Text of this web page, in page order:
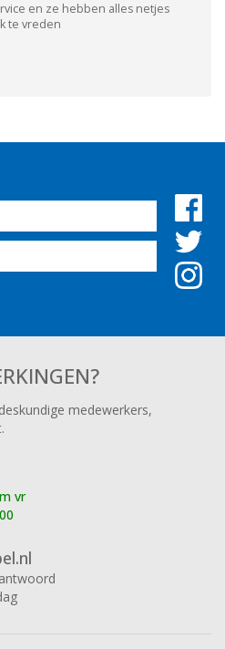
en ze hebben alles netjes
te vreden
medewerkers,
vr